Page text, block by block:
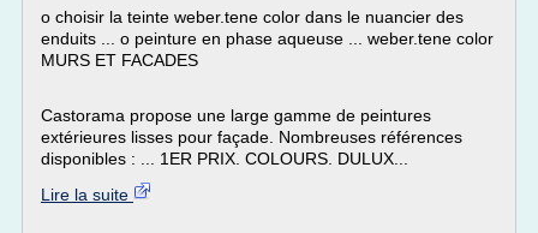
o choisir la teinte weber.tene color dans le nuancier des
enduits ... o peinture en phase aqueuse ... weber.tene color
MURS ET FACADES
Castorama propose une large gamme de peintures
extérieures lisses pour façade. Nombreuses références
disponibles : ... 1ER PRIX. COLOURS. DULUX...
Lire la suite